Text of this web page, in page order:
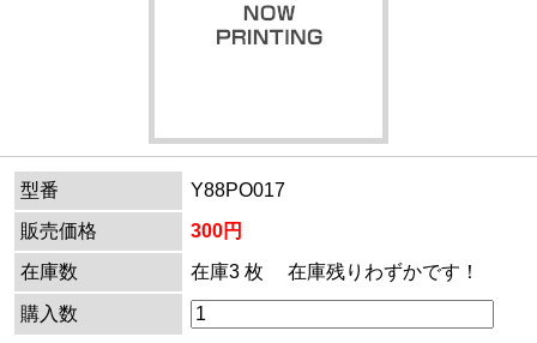
型番
Y88PO017
販売価格
300円
在庫数
在庫3 枚 在庫残りわずかです！
購入数